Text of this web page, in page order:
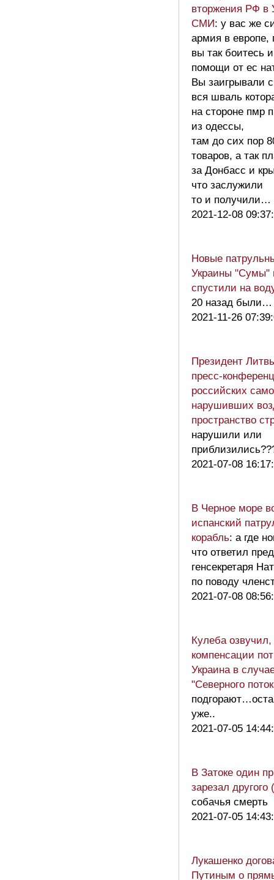
вторжения РФ в
СМИ: у вас же
армия в европе,
вы так боитесь
помощи от ес
Вы заигрывали
вся шваль
на стороне пмр
из одессы,
там до сих пор
товаров, а так
за Донбасс и
что заслужили
то и
2021-12-08
Новые
Украины "Сумы"
спустили на
20 назад были…
2021-11-26
Президент
пресс-
российских
нарушивших
пространство
нарушили или
2021-07-08
В Черное море
испанский
корабль: а где
что ответил
генсекретаря
по поводу
2021-07-08
Кулеба озвучил,
компенсации
Украина в
"Северного
уже..
2021-07-05
В Затоке один
зарезал другого
собачья смерть
2021-07-05
Лукашенко
Путиным о